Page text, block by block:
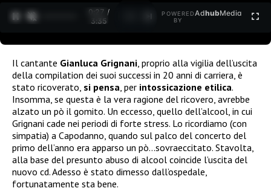
0:27 /
3:35
POWERED
BY
AdhubMedia
Il cantante Gianluca Grignani , proprio alla vigilia dell’uscita
della compilation dei suoi successi in 20 anni di carriera, è
stato ricoverato, si pensa , per intossicazione etilica.
Insomma, se questa è la vera ragione del ricovero, avrebbe
alzato un pò il gomito. Un eccesso, quello dell’alcool, in cui
Grignani cade nei periodi di forte stress. Lo ricordiamo (con
simpatia) a Capodanno, quando sul palco del concerto del
primo dell’anno era apparso un pò…sovraeccitato. Stavolta,
alla base del presunto abuso di alcool coincide l’uscita del
nuovo cd. Adesso è stato dimesso dall’ospedale,
fortunatamente sta bene.